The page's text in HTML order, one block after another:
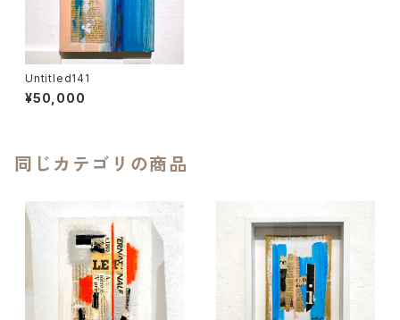
Untitled141
¥50,000
同じカテゴリの商品